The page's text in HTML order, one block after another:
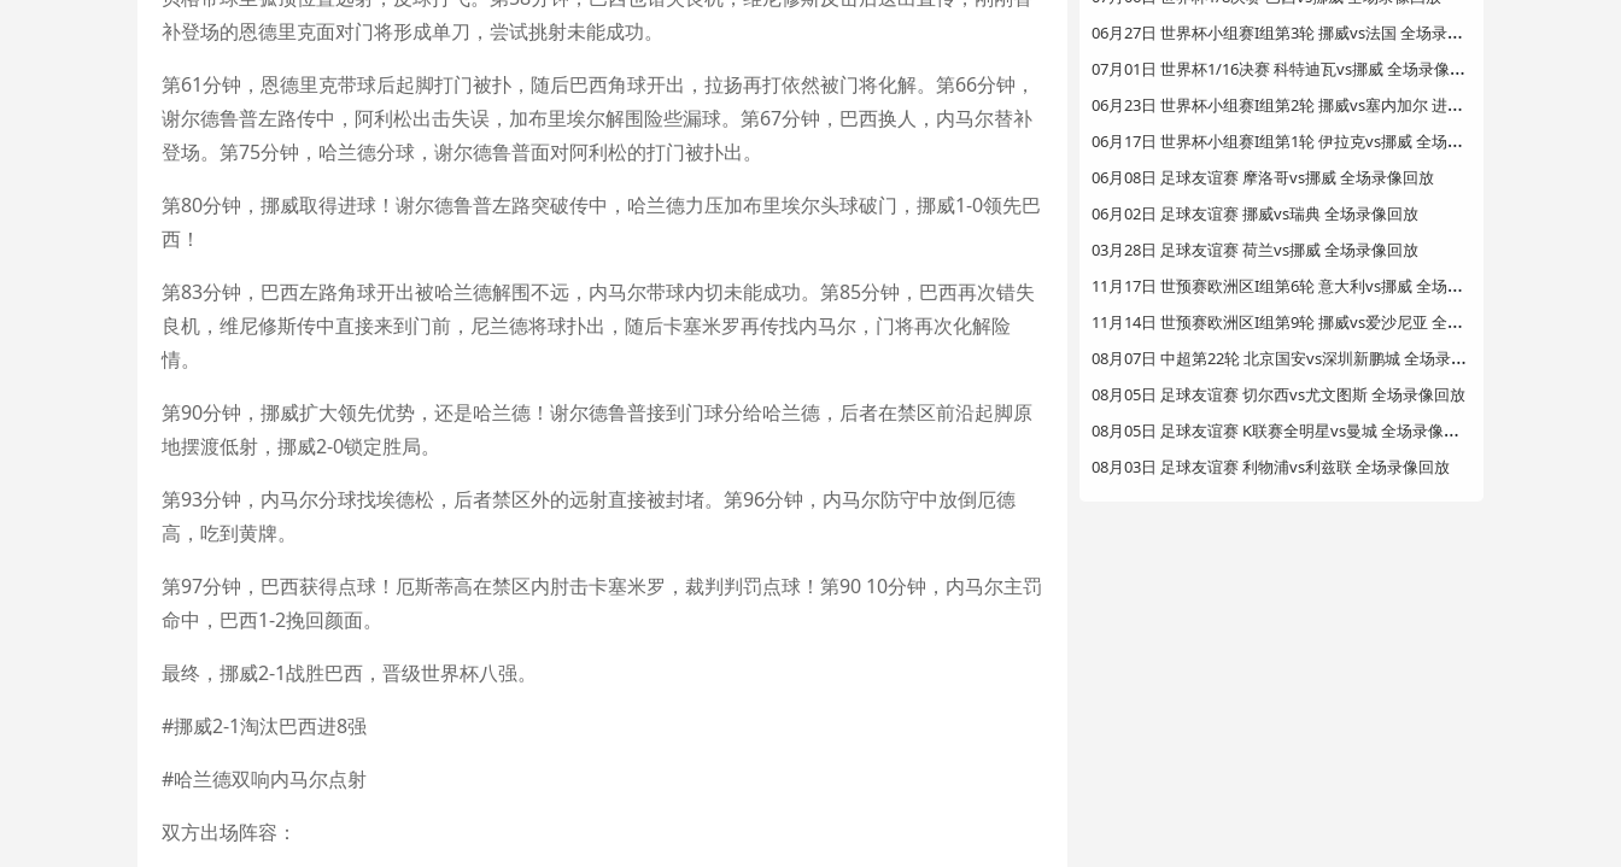
补登场的恩德里克面对门将形成单刀，尝试挑射未能成功。
第61分钟，恩德里克带球后起脚打门被扑，随后巴西角球开出，拉扬再打依然被门将化解。第66分钟，
谢尔德鲁普左路传中，阿利松出击失误，加布里埃尔解围险些漏球。第67分钟，巴西换人，内马尔替补
登场。第75分钟，哈兰德分球，谢尔德鲁普面对阿利松的打门被扑出。
第80分钟，挪威取得进球！谢尔德鲁普左路突破传中，哈兰德力压加布里埃尔头球破门，挪威1-0领先巴
西！
第83分钟，巴西左路角球开出被哈兰德解围不远，内马尔带球内切未能成功。第85分钟，巴西再次错失
良机，维尼修斯传中直接来到门前，尼兰德将球扑出，随后卡塞米罗再传找内马尔，门将再次化解险
情。
第90分钟，挪威扩大领先优势，还是哈兰德！谢尔德鲁普接到门球分给哈兰德，后者在禁区前沿起脚原
地摆渡低射，挪威2-0锁定胜局。
第93分钟，内马尔分球找埃德松，后者禁区外的远射直接被封堵。第96分钟，内马尔防守中放倒厄德
高，吃到黄牌。
第97分钟，巴西获得点球！厄斯蒂高在禁区内肘击卡塞米罗，裁判判罚点球！第90 10分钟，内马尔主罚
命中，巴西1-2挽回颜面。
最终，挪威2-1战胜巴西，晋级世界杯八强。
#挪威2-1淘汰巴西进8强
#哈兰德双响内马尔点射
双方出场阵容：
0
6月27日 世界杯小组赛I组第3轮 挪威vs法国 全场录像回放
0
7月01日 世界杯1/16决赛 科特迪瓦vs挪威 全场录像回放
0
6月23日 世界杯小组赛I组第2轮 挪威vs塞内加尔 进球回放
0
6月17日 世界杯小组赛I组第1轮 伊拉克vs挪威 全场录像回放
06月08日 足球友谊赛 摩洛哥vs挪威 全场录像回放
06月02日 足球友谊赛 挪威vs瑞典 全场录像回放
03月28日 足球友谊赛 荷兰vs挪威 全场录像回放
1
1月17日 世预赛欧洲区I组第6轮 意大利vs挪威 全场录像回放
1
1月14日 世预赛欧洲区I组第9轮 挪威vs爱沙尼亚 全场录像回放
0
8月07日 中超第22轮 北京国安vs深圳新鹏城 全场录像回放
08月05日 足球友谊赛 切尔西vs尤文图斯 全场录像回放
0
8月05日 足球友谊赛 K联赛全明星vs曼城 全场录像回放
08月03日 足球友谊赛 利物浦vs利兹联 全场录像回放